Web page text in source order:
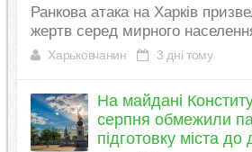
Ранкова атака на Харків
жертв серед мирного
Харьковчанин 3 дні тому
На майдані
серпня обмежили
підготовку міста